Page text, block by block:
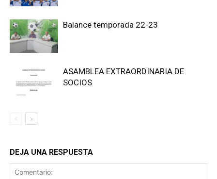
Balance temporada 22-23
ASAMBLEA EXTRAORDINARIA DE
SOCIOS
DEJA UNA RESPUESTA